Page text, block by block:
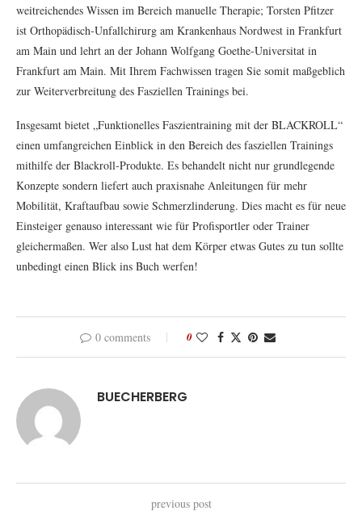
weitreichendes Wissen im Bereich manuelle Therapie; Torsten Pfitzer
ist Orthopädisch-Unfallchirurg am Krankenhaus Nordwest in Frankfurt
am Main und lehrt an der Johann Wolfgang Goethe-Universitat in
Frankfurt am Main. Mit Ihrem Fachwissen tragen Sie somit maßgeblich
zur Weiterverbreitung des Fasziellen Trainings bei.
Insgesamt bietet „Funktionelles Faszientraining mit der BLACKROLL“
einen umfangreichen Einblick in den Bereich des fasziellen Trainings
mithilfe der Blackroll-Produkte. Es behandelt nicht nur grundlegende
Konzepte sondern liefert auch praxisnahe Anleitungen für mehr
Mobilität, Kraftaufbau sowie Schmerzlinderung. Dies macht es für neue
Einsteiger genauso interessant wie für Profisportler oder Trainer
gleichermaßen. Wer also Lust hat dem Körper etwas Gutes zu tun sollte
unbedingt einen Blick ins Buch werfen!
0 comments 0
BUECHERBERG
previous post